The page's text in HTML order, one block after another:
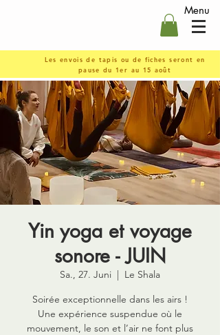
Menu
Les envois de tapis ou de fiches seront en
pause du 1er au 15 août
Yin yoga et voyage
sonore - JUIN
Sa., 27. Juni
  |
Le Shala
Soirée exceptionnelle dans les airs !
Une expérience suspendue où le
mouvement, le son et l’air ne font plus